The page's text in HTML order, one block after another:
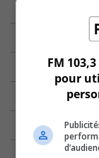
FM
pour